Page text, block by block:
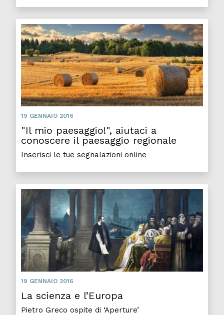
19 GENNAIO 2016
"Il mio paesaggio!", aiutaci a
conoscere il paesaggio regionale
Inserisci le tue segnalazioni online
19 GENNAIO 2016
La scienza e l’Europa
Pietro Greco ospite di ‘Aperture’